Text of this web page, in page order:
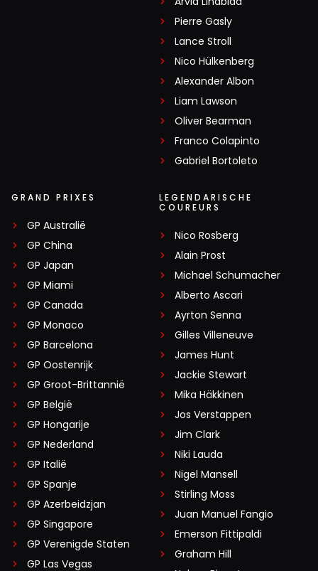
Pierre Gasly
Lance Stroll
Nico Hülkenberg
Alexander Albon
Liam Lawson
Oliver Bearman
Franco Colapinto
Gabriel Bortoleto
GRAND PRIXES
GP Australië
GP China
GP Japan
GP Miami
GP Canada
GP Monaco
GP Barcelona
GP Oostenrijk
GP Groot-Brittannië
GP België
GP Hongarije
GP Nederland
GP Italië
GP Spanje
GP Azerbeidzjan
GP Singapore
GP Verenigde Staten
GP Las Vegas
LEGENDARISCHE
COUREURS
Nico Rosberg
Alain Prost
Michael Schumacher
Alberto Ascari
Ayrton Senna
Gilles Villeneuve
James Hunt
Jackie Stewart
Mika Häkkinen
Jos Verstappen
Jim Clark
Niki Lauda
Nigel Mansell
Stirling Moss
Juan Manuel Fangio
Emerson Fittipaldi
Graham Hill